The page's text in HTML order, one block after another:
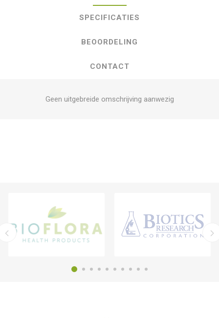
SPECIFICATIES
BEOORDELING
CONTACT
Geen uitgebreide omschrijving aanwezig